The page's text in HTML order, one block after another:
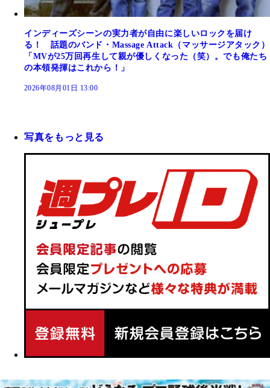
インディーズシーンの実力者が自由に楽しいロックを届け
る！ 話題のバンド・Massage Attack（マッサージアタック）
「MVが25万回再生して親が優しくなった（笑）。でも俺たち
の本領発揮はこれから！」
2026年08月01日 13:00
写真をもっと見る